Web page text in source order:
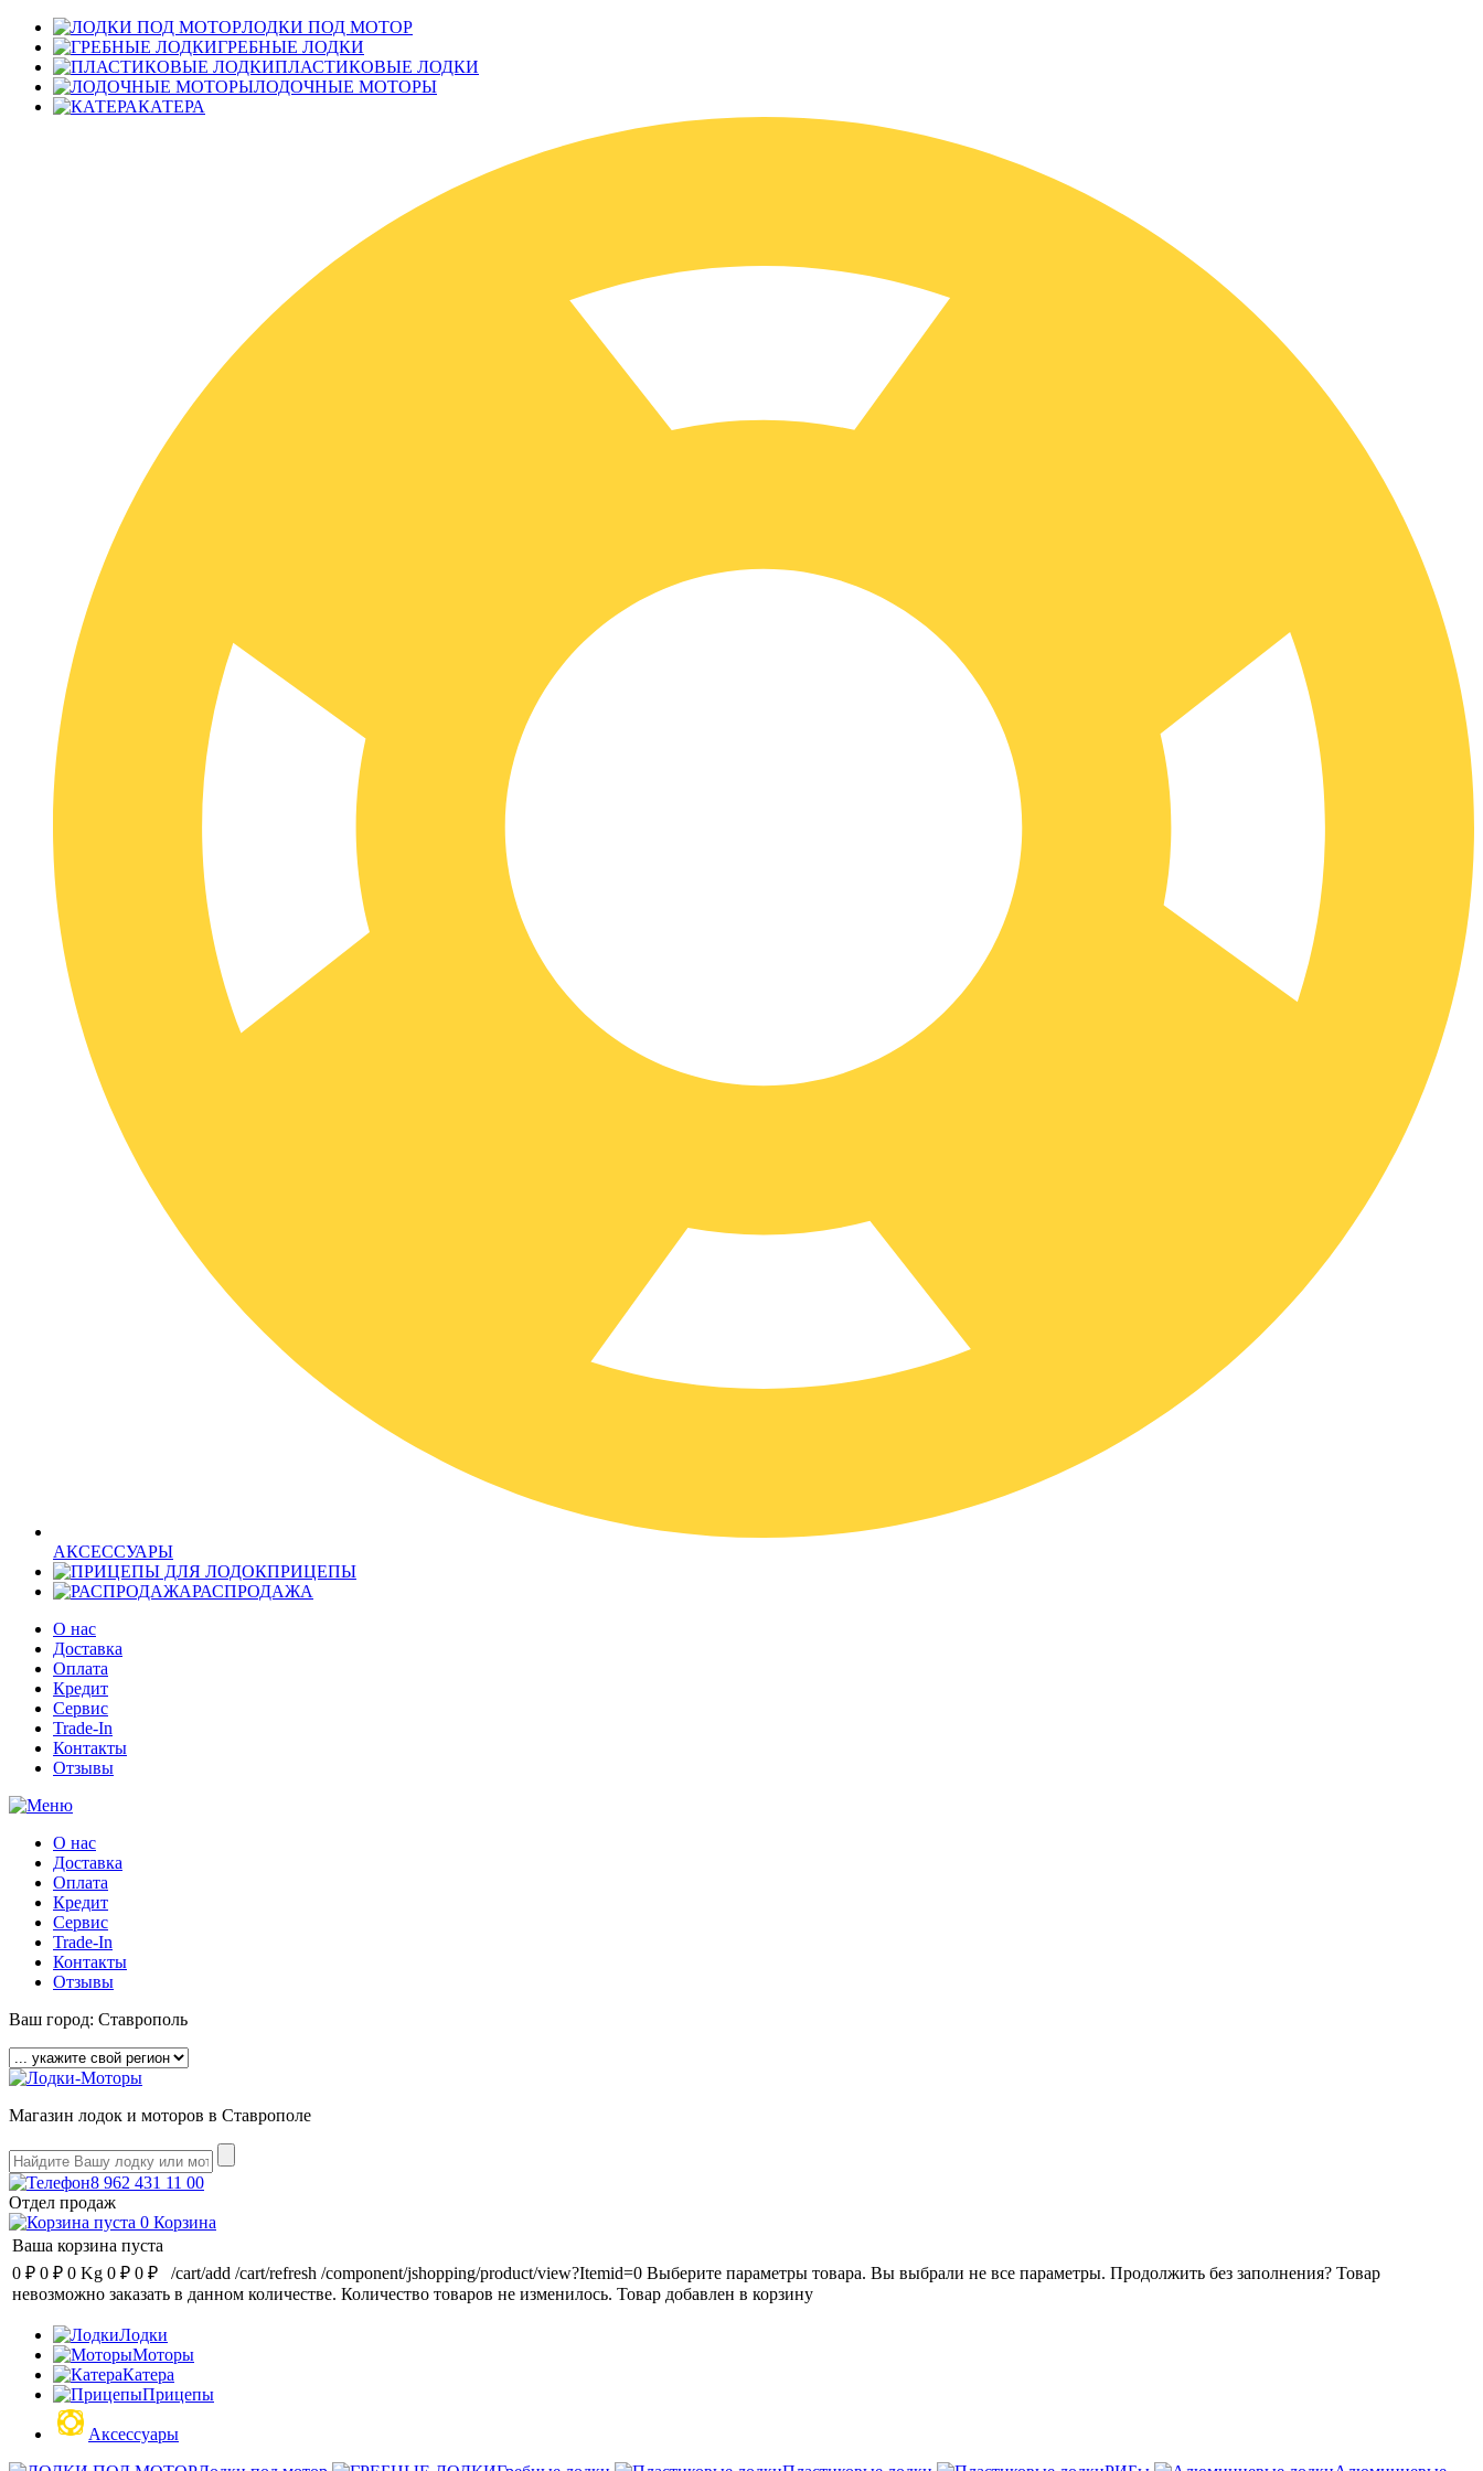
ЛОДКИ ПОД МОТОР
ГРЕБНЫЕ ЛОДКИ
ПЛАСТИКОВЫЕ ЛОДКИ
ЛОДОЧНЫЕ МОТОРЫ
КАТЕРА
АКСЕССУАРЫ
ПРИЦЕПЫ
РАСПРОДАЖА
О нас
Доставка
Оплата
Кредит
Сервис
Trade-In
Контакты
Отзывы
О нас
Доставка
Оплата
Кредит
Сервис
Trade-In
Контакты
Отзывы
Ваш город: Ставрополь
Магазин лодок и моторов в Ставрополе
8 962 431 11 00
Отдел продаж
0 Корзина
Ваша корзина пуста
0 ₽ 0 ₽ 0 Kg 0 ₽ 0 ₽ /cart/add /cart/refresh /component/jshopping/product/view?Itemid=0 Выберите параметры товара. Вы выбрали не все параметры. Продолжить без заполнения? Товар
невозможно заказать в данном количестве. Количество товаров не изменилось. Товар добавлен в корзину
Лодки
Моторы
Катера
Прицепы
Аксессуары